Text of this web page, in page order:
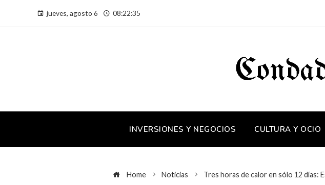
jueves, agosto 6 08:22:36
INVERSIONES Y NEGOCIOS CULTURA Y OCIO
Home Noticias Tres horas de calor en sólo 12 días: